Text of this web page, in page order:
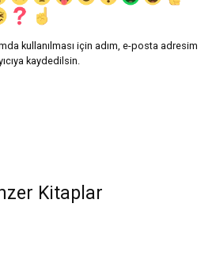
kullanılması için adım, e-posta adresim
kaydedilsin.
Kitaplar